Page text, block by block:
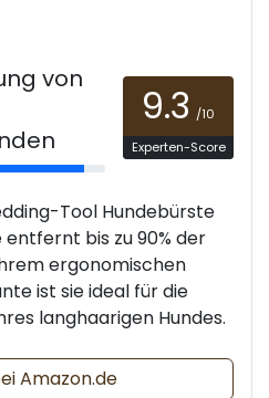
von
9.3 /10
Experten-Score
Tool Hundebürste
bis zu 90% der
ergonomischen
ist sie ideal für die
langhaarigen Hundes.
Amazon.de